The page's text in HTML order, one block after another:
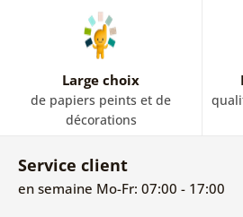
Large choix
de papiers peints et de
décorations
Service client
en semaine Mo-Fr: 07:00 - 17:00